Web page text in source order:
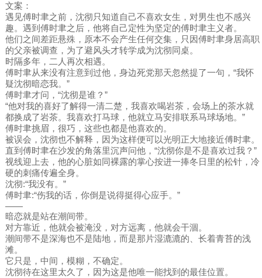
文案：
遇见傅时聿之前，沈彻只知道自己不喜欢女生，对男生也不感兴
趣。遇到傅时聿之后，他将自己定性为坚定的傅时聿主义者。
他们之间差距悬殊，原本不会产生任何交集，只因傅时聿身居高职
的父亲被调查，为了避风头才转学成为沈彻同桌。
时隔多年，二人再次相遇。
傅时聿从来没有注意到过他，身边死党那天忽然提了一句，“我怀
疑沈彻暗恋我。”
傅时聿才问，“沈彻是谁？”
“他对我的喜好了解得一清二楚，我喜欢喝岩茶，会场上的茶水就
都换成了岩茶。我喜欢打马球，他就立马安排联系马球场地。”
傅时聿挑眉，很巧，这些也都是他喜欢的。
被误会，沈彻也不解释，因为这样便可以光明正大地接近傅时聿。
直到傅时聿在沙发的角落里沉声问他，“沈彻你是不是喜欢过我？”
视线迎上去，他的心脏如同裸露的掌心按进一捧冬日里的松针，冷
硬的刺痛传遍全身。
沈彻:“我没有。”
傅时聿:“伤我的话，你倒是说得挺得心应手。”
——
暗恋就是站在潮间带。
对方靠近，他就会被淹没，对方远离，他就会干涸。
潮间带不是深海也不是陆地，而是那片湿漉漉的、长着青苔的浅
滩。
它只是，中间，模糊，不确定。
沈彻待在这里太久了，因为这是他唯一能找到的最佳位置。